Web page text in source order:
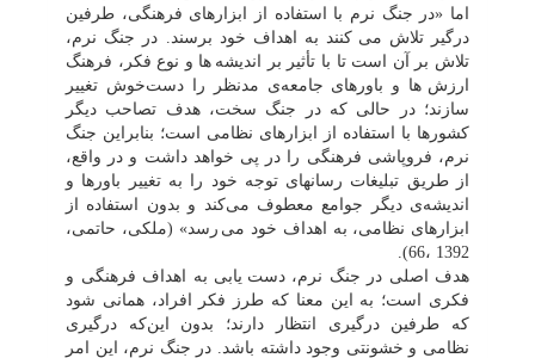
اما «در جنگ نرم با استفاده از ابزارهای فرهنگی، طرفین
درگیر تلاش می کنند به اهداف خود برسند. در جنگ نرم،
تلاش بر آن است تا با تأثیر بر اندیشه ها و نوع فکر، فرهنگ
ارزش ها و باورهای جامعه‌ی مدنظر را دست‌خوش تغییر
سازند؛ در حالی که در جنگ سخت، هدف تصاحب دیگر
کشورها با استفاده از ابزارهای نظامی است؛ بنابراین جنگ
نرم، فروپاشی فرهنگی را در پی خواهد داشت و در واقع،
از طریق تبلیغات رسانه‎ای توجه خود را به تغییر باورها و
اندیشه‌ی دیگر جوامع معطوف می‌کند و بدون استفاده از
ابزارهای نظامی، به اهداف خود می رسد» (ملکی، حاتمی،
1392 ،66).
هدف اصلی در جنگ نرم، دست یابی به اهداف فرهنگی و
فکری است؛ به این معنا که طرز فکر افراد، همانی شود
که طرفین درگیری انتظار دارند؛ بدون این‌که درگیری
نظامی و خشونتی وجود داشته باشد. در جنگ نرم، این امر